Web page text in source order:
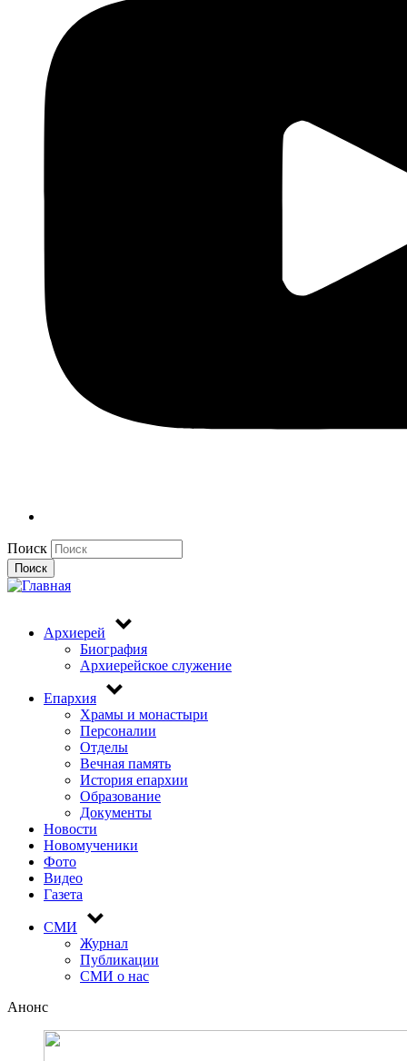
Поиск
Поиск
Архиерей
Биография
Архиерейское служение
Епархия
Храмы и монастыри
Персоналии
Отделы
Вечная память
История епархии
Образование
Документы
Новости
Новомученики
Фото
Видео
Газета
СМИ
Журнал
Публикации
СМИ о нас
Анонс